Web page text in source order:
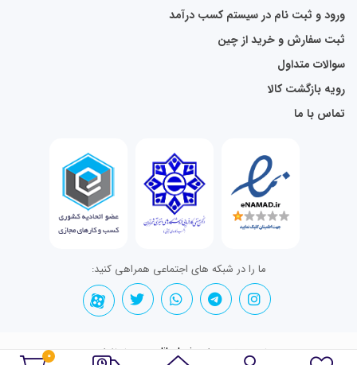
0
ورود و ثبت نام در سیستم کسب درآمد
ثبت سفارش و خرید از چین
سوالات متداول
رویه بازگشت کالا
تماس با ما
ما را در شبکه های اجتماعی همراهی کنید:
تمامی حقوق برای nadikala.ir محفوظ است.